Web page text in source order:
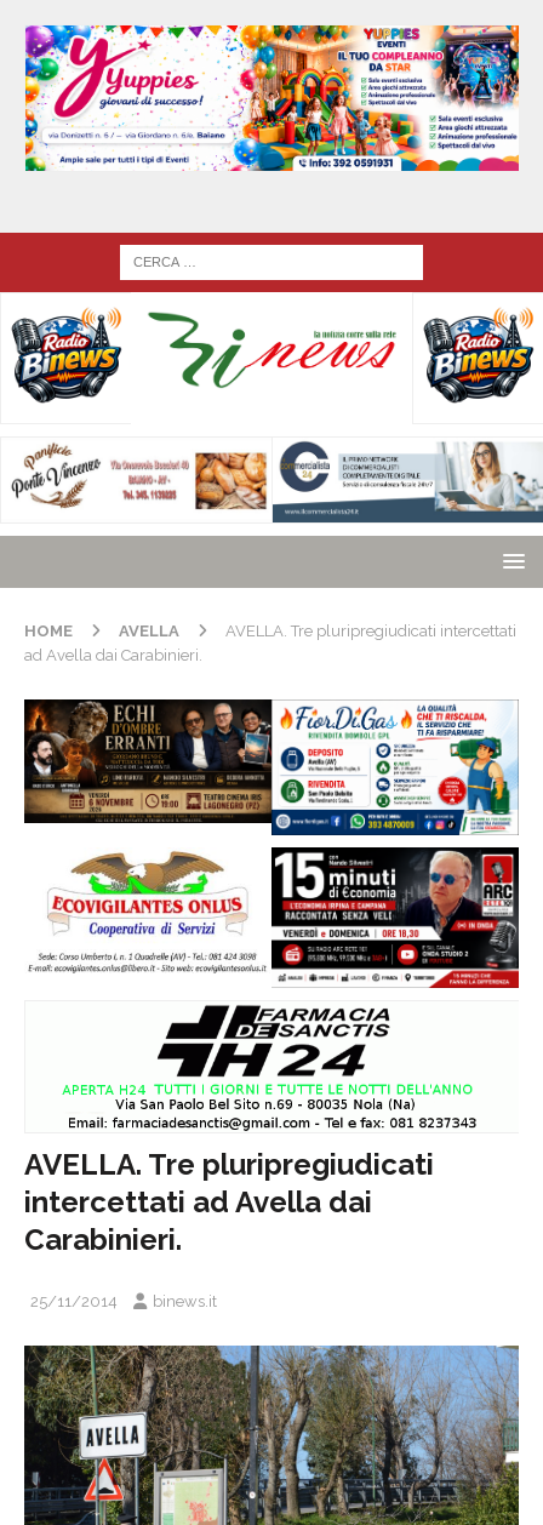
HOME AVELLA
AVELLA. Tre pluripregiudicati intercettati
ad Avella dai Carabinieri.
AVELLA. Tre pluripregiudicati
intercettati ad Avella dai
Carabinieri.
25/11/2014 binews.it